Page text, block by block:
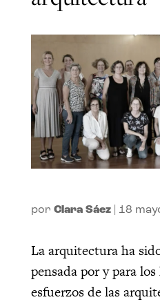
por Clara Sáez| 18
La arquitectura ha
pensada por y para
esfuerzos de las